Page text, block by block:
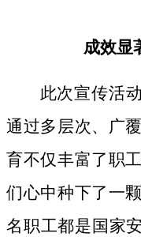
成效显
此次宣传活
通过多层次、广
育不仅丰富了职
们心中种下了一
名职工都是国家